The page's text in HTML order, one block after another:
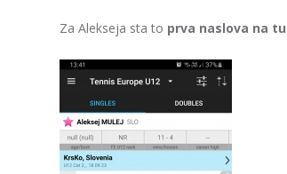
Za Alekseja sta to prva naslova na